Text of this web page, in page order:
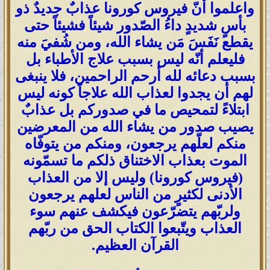
واعلموا أنّ فيروس كورونا عذابٌ جديدٌ ذو
بأسٍ شديدٍ داءُ الصّدور شيئاً فشيئاً حتى
يقطع نَفَسَ مَن يشاء الله، ومن شُفيَ منه
فليعلم أنّه ليس بسبب علاج الأطباء بل
بسبب دعائه لله أرحم الراحمين، فلا ينبغى
لهم أن يجدوا لعذاب الله علاجاً كونه ليس
ابتلاءً لتمحيص ما في صدوركم بل عذابٌ
يصيب صدور من يشاء الله من المعرضين
منكم لعلّهم يرجعون، ومنكم من يتوفّاه
الموت بعذاب الاختناق ذلكم ما تسمّونه
(فيروس كورونا) وليس إلا من العذاب
الأدنى لكثيرٍ من الناس لعلهم يرجعون
ولربّهم يتضرّعون فيكشف عنهم سوء
العذاب ويتّبعوا الكتاب الحق من ربّهم
القرآن العظيم.